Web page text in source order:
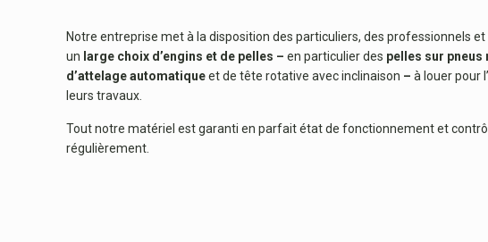
Notre entreprise met à la disposition des particuliers, des professionnels
un large choix d’engins et de pelles – en particulier des pelles sur pneus
d’attelage automatiqueet de tête rotative avec inclinaison – à louer pour
leurs travaux.
Tout notre matériel est garanti en parfait état de fonctionnement et
régulièrement.